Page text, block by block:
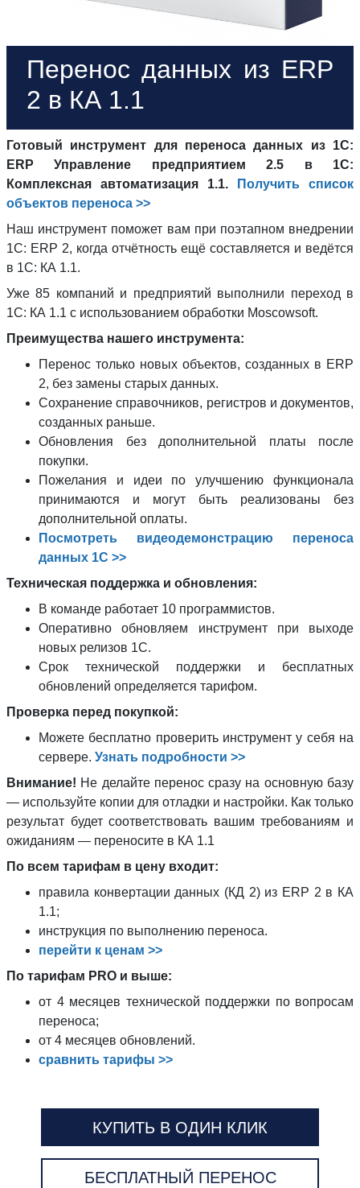
Перенос данных из ERP
2 в КА 1.1
Готовый инструмент для переноса данных из 1С:
ERP Управление предприятием 2.5 в 1С:
Комплексная автоматизация 1.1.
Получить список
объектов переноса >>
Наш инструмент поможет вам при поэтапном внедрении
1С: ERP 2, когда отчётность ещё составляется и ведётся
в 1С: КА 1.1.
Уже 85 компаний и предприятий выполнили переход в
1С: КА 1.1 с использованием обработки Moscowsoft.
Преимущества нашего инструмента:
Перенос только новых объектов, созданных в ERP
2, без замены старых данных.
Сохранение справочников, регистров и документов,
созданных раньше.
Обновления без дополнительной платы после
покупки.
Пожелания и идеи по улучшению функционала
принимаются и могут быть реализованы без
дополнительной оплаты.
Посмотреть видеодемонстрацию переноса
данных 1С >>
Техническая поддержка и обновления:
В команде работает 10 программистов.
Оперативно обновляем инструмент при выходе
новых релизов 1С.
Срок технической поддержки и бесплатных
обновлений определяется тарифом.
Проверка перед покупкой:
Можете бесплатно проверить инструмент у себя на
сервере. Узнать подробности >>
Внимание! Не делайте перенос сразу на основную базу
— используйте копии для отладки и настройки. Как только
результат будет соответствовать вашим требованиям и
ожиданиям — переносите в КА 1.1
По всем тарифам в цену входит:
правила конвертации данных (КД 2) из ERP 2 в КА
1.1;
инструкция по выполнению переноса.
перейти к ценам >>
По тарифам PRO и выше:
от 4 месяцев технической поддержки по вопросам
переноса;
от 4 месяцев обновлений.
сравнить тарифы >>
КУПИТЬ В ОДИН КЛИК
БЕСПЛАТНЫЙ ПЕРЕНОС